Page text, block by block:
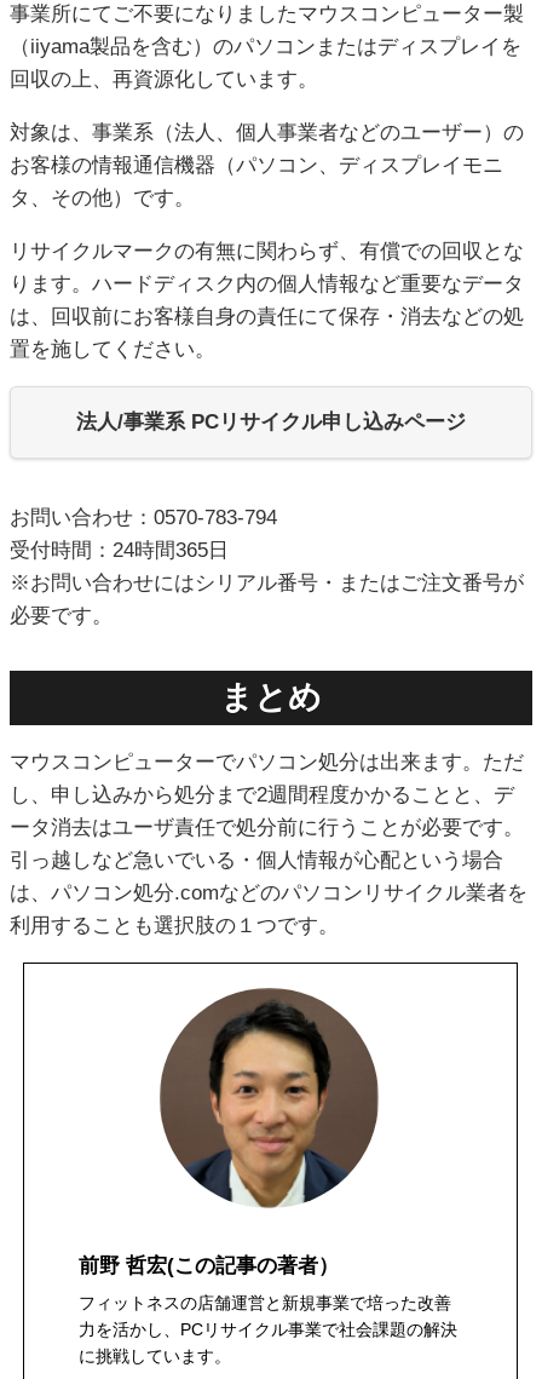
事業所にてご不要になりましたマウスコンピューター製
（iiyama製品を含む）のパソコンまたはディスプレイを
回収の上、再資源化しています。
対象は、事業系（法人、個人事業者などのユーザー）の
お客様の情報通信機器（パソコン、ディスプレイモニ
タ、その他）です。
リサイクルマークの有無に関わらず、有償での回収とな
ります。ハードディスク内の個人情報など重要なデータ
は、回収前にお客様自身の責任にて保存・消去などの処
置を施してください。
法人/事業系 PCリサイクル申し込みページ
お問い合わせ：0570-783-794
受付時間：24時間365日
※お問い合わせにはシリアル番号・またはご注文番号が
必要です。
まとめ
マウスコンピューターでパソコン処分は出来ます。ただ
し、申し込みから処分まで2週間程度かかることと、デ
ータ消去はユーザ責任で処分前に行うことが必要です。
引っ越しなど急いでいる・個人情報が心配という場合
は、パソコン処分.comなどのパソコンリサイクル業者を
利用することも選択肢の１つです。
前野 哲宏(この記事の著者）
フィットネスの店舗運営と新規事業で培った改善
力を活かし、PCリサイクル事業で社会課題の解決
に挑戦しています。